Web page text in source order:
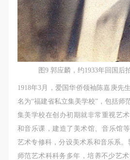
图9 郭应麟，约1933年回国后
1918年3月，爱国华侨领袖陈嘉庚先
名为“福建省私立集美学校”，包括师
集美学校在创办初期就非常重视艺
和音乐课，建造了美术馆、音乐馆
艺术专修科，分设美术系和音乐系。
师范艺术科科务多年，培养不少艺